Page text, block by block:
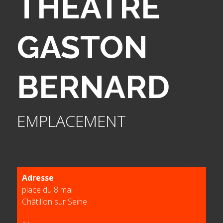
GASTON
BERNARD
EMPLACEMENT
Adresse
place du 8 mai
Châtillon sur Seine